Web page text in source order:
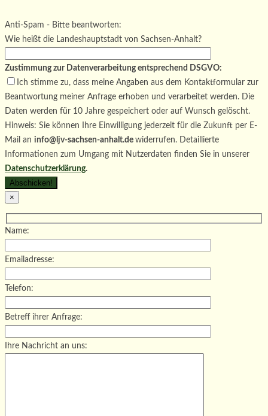
Bitte lasse dieses Feld leer.
Anti-Spam - Bitte beantworten:
Wie heißt die Landeshauptstadt von Sachsen-Anhalt?
Zustimmung zur Datenverarbeitung entsprechend DSGVO:
Ich stimme zu, dass meine Angaben aus dem Kontaktformular zur
Beantwortung meiner Anfrage erhoben und verarbeitet werden. Die
Daten werden für 10 Jahre gespeichert oder auf Wunsch gelöscht.
Hinweis: Sie können Ihre Einwilligung jederzeit für die Zukunft per E-
Mail an info@ljv-sachsen-anhalt.de widerrufen. Detaillierte
Informationen zum Umgang mit Nutzerdaten finden Sie in unserer
Datenschutzerklärung.
×
Name:
Emailadresse:
Telefon:
Betreff ihrer Anfrage:
Ihre Nachricht an uns: